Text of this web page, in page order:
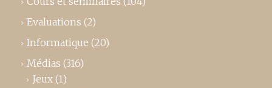
Evaluations (2)
Informatique (20)
Médias (316)
Jeux (1)